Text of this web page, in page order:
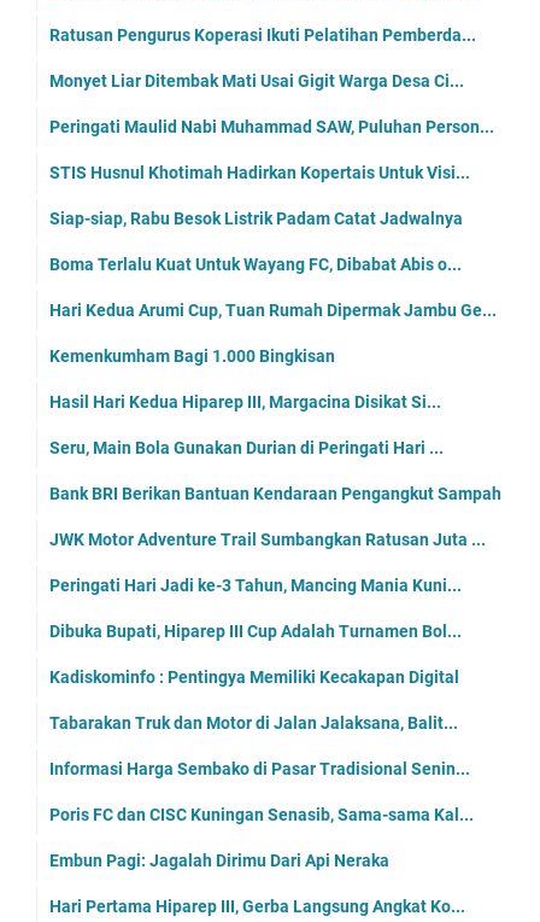
Ratusan Pengurus Koperasi Ikuti Pelatihan Pemberda...
Monyet Liar Ditembak Mati Usai Gigit Warga Desa Ci...
Peringati Maulid Nabi Muhammad SAW, Puluhan Person...
STIS Husnul Khotimah Hadirkan Kopertais Untuk Visi...
Siap-siap, Rabu Besok Listrik Padam Catat Jadwalnya
Boma Terlalu Kuat Untuk Wayang FC, Dibabat Abis o...
Hari Kedua Arumi Cup, Tuan Rumah Dipermak Jambu Ge...
Kemenkumham Bagi 1.000 Bingkisan
Hasil Hari Kedua Hiparep III, Margacina Disikat Si...
Seru, Main Bola Gunakan Durian di Peringati Hari ...
Bank BRI Berikan Bantuan Kendaraan Pengangkut Sampah
JWK Motor Adventure Trail Sumbangkan Ratusan Juta ...
Peringati Hari Jadi ke-3 Tahun, Mancing Mania Kuni...
Dibuka Bupati, Hiparep III Cup Adalah Turnamen Bol...
Kadiskominfo : Pentingya Memiliki Kecakapan Digital
Tabarakan Truk dan Motor di Jalan Jalaksana, Balit...
Informasi Harga Sembako di Pasar Tradisional Senin...
Poris FC dan CISC Kuningan Senasib, Sama-sama Kal...
Embun Pagi: Jagalah Dirimu Dari Api Neraka
Hari Pertama Hiparep III, Gerba Langsung Angkat Ko...